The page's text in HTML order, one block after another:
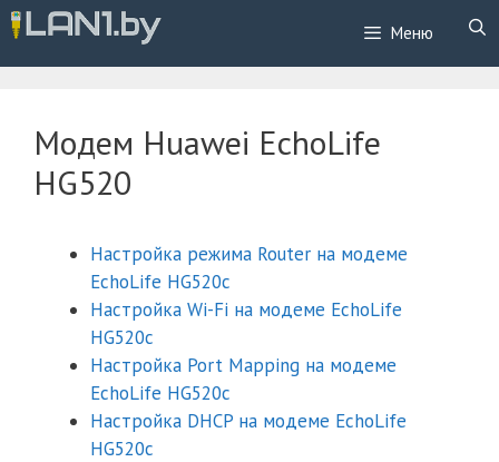
Перейти
содержимому
Меню
Модем Huawei EchoLife
HG520
Настройка режима Router на модеме
EchoLife HG520c
Настройка Wi-Fi на модеме EchoLife
HG520c
Настройка Port Mapping на модеме
EchoLife HG520c
Настройка DHCP на модеме EchoLife
HG520c